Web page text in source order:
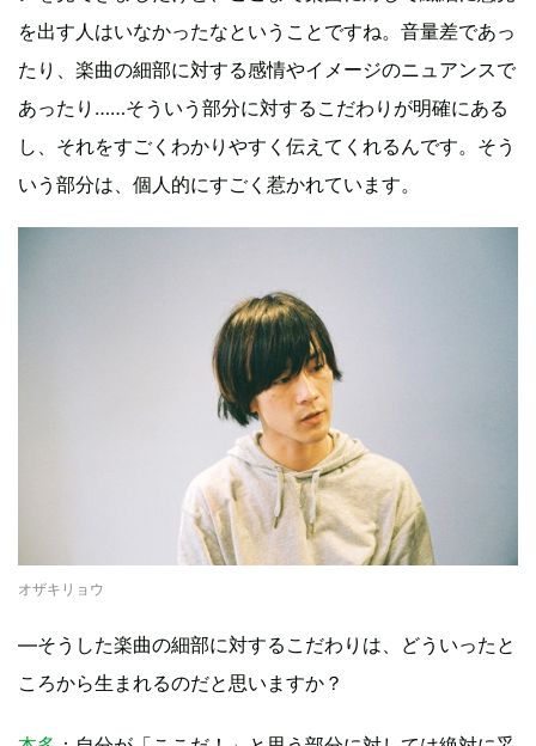
を出す人はいなかったなということですね。音量差であっ
たり、楽曲の細部に対する感情やイメージのニュアンスで
あったり……そういう部分に対するこだわりが明確にある
し、それをすごくわかりやすく伝えてくれるんです。そう
いう部分は、個人的にすごく惹かれています。
オザキリョウ
—そうした楽曲の細部に対するこだわりは、どういったと
ころから生まれるのだと思いますか？